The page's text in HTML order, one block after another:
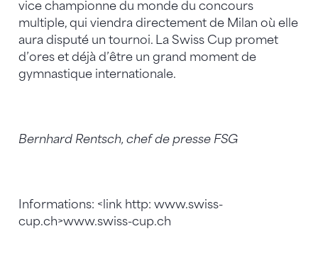
vice championne du monde du concours
multiple, qui viendra directement de Milan où elle
aura disputé un tournoi. La Swiss Cup promet
d’ores et déjà d’être un grand moment de
gymnastique internationale.
Bernhard Rentsch, chef de presse FSG
Informations: <link http: www.swiss-
cup.ch>www.swiss-cup.ch